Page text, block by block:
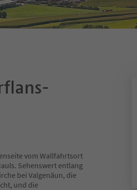
vom Wallfahrtsort
Sehenswert entlang
bei Valgenäun, die
und die